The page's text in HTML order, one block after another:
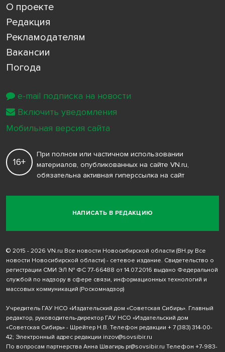
О проекте
Редакция
Рекламодателям
Вакансии
Погода
НАПИСАТЬ В РЕДАКЦИЮ
16+
При полном или частичном использовании
материалов, опубликованных на сайте VN.ru,
обязательна активная гиперссылка на сайт
© 2015 - 2026 VN.ru Все новости Новосибирской области (ВН.ру Все
новости Новосибирской области) - сетевое издание. Свидетельство о
регистрации СМИ ЭЛ № ФС 77-66488 от 14.07.2016 выдано Федеральной
службой по надзору в сфере связи, информационных технологий и
массовых коммуникаций (Роскомнадзор)
Учредитель ГАУ НСО «Издательский дом «Советская Сибирь». Главный
редактор, руководитель-директор ГАУ НСО «Издательский дом
«Советская Сибирь» - Шрейтер Н.В. Телефон редакции + 7 (383) 314-00-
42; Электронный адрес редакции inzov@sovsibir.ru
По вопросам партнерства Анна Швагирь pr@sovsibir.ru Телефон +7-983-
e-mail подписка на новости
Включить уведомления
Мобильная версия сайта